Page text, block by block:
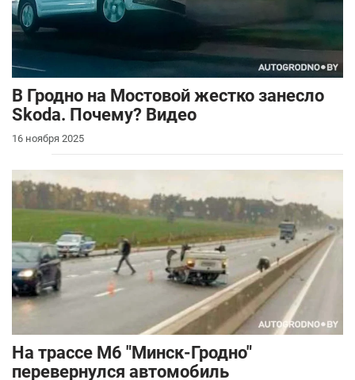
В Гродно на Мостовой жестко занесло
Skoda. Почему? Видео
16 ноября 2025
На трассе М6 "Минск-Гродно"
перевернулся автомобиль